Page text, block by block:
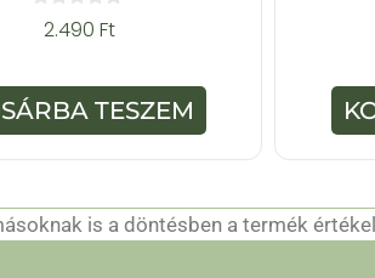
-
b
ő
l
2.490Ft
TESZEM
is a döntésben a termék